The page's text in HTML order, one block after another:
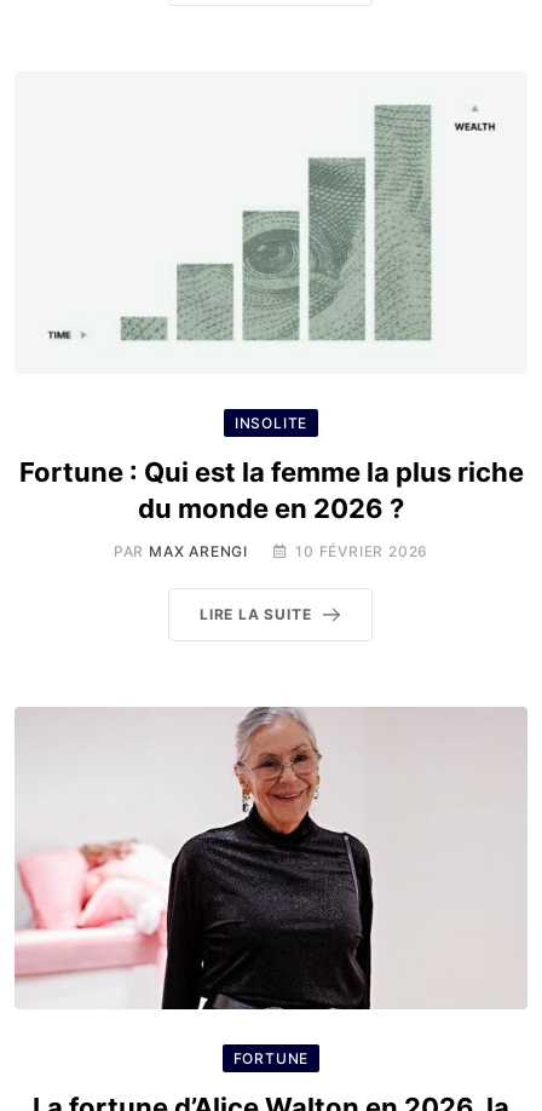
INSOLITE
Fortune : Qui est la femme la plus riche
du monde en 2026 ?
PAR MAX ARENGI 10 FÉVRIER 2026
LIRE LA SUITE
FORTUNE